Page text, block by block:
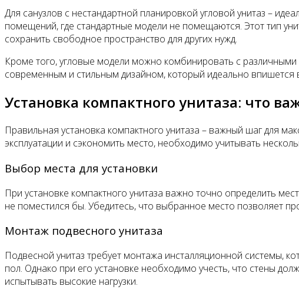
Для санузлов с нестандартной планировкой угловой унитаз –
помещений, где стандартные модели не помещаются. Этот тип
сохранить свободное пространство для других нужд.
Кроме того, угловые модели можно комбинировать с
современным и стильным дизайном, который идеально впишется
Установка компактного унитаза: что
Правильная установка компактного унитаза – важный шаг для
эксплуатации и сэкономить место, необходимо учитывать
Выбор места для установки
При установке компактного унитаза важно точно определить
не поместился бы. Убедитесь, что выбранное место позволяет
Монтаж подвесного унитаза
Подвесной унитаз требует монтажа инсталляционной системы,
пол. Однако при его установке необходимо учесть, что стены
испытывать высокие нагрузки.